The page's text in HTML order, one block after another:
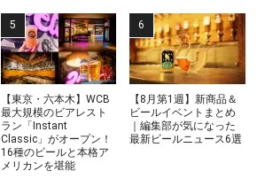
【東京・六本木】WCB
最大規模のビアレスト
ラン「Instant
Classic」がオープン！
16種のビールと本格ア
メリカンを堪能
【8月第1週】新商品＆
ビールイベントまとめ
｜編集部が気になった
最新ビールニュース6選